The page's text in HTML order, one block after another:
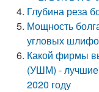
Глубина реза
Мощность
угловых
Какой фирмы
(УШМ) -
2020 году